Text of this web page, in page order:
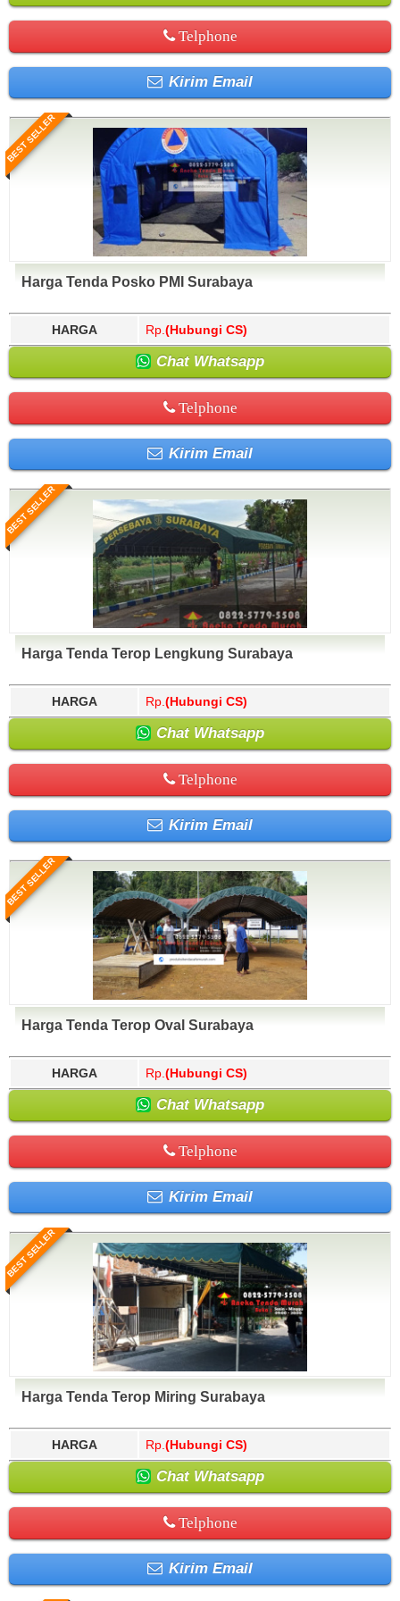
Telphone
Kirim Email
BEST SELLER
Harga Tenda Posko PMI Surabaya
HARGA Rp. (Hubungi CS)
Chat Whatsapp
Telphone
Kirim Email
BEST SELLER
Harga Tenda Terop Lengkung Surabaya
HARGA Rp. (Hubungi CS)
Chat Whatsapp
Telphone
Kirim Email
BEST SELLER
Harga Tenda Terop Oval Surabaya
HARGA Rp. (Hubungi CS)
Chat Whatsapp
Telphone
Kirim Email
BEST SELLER
Harga Tenda Terop Miring Surabaya
HARGA Rp. (Hubungi CS)
Chat Whatsapp
Telphone
Kirim Email